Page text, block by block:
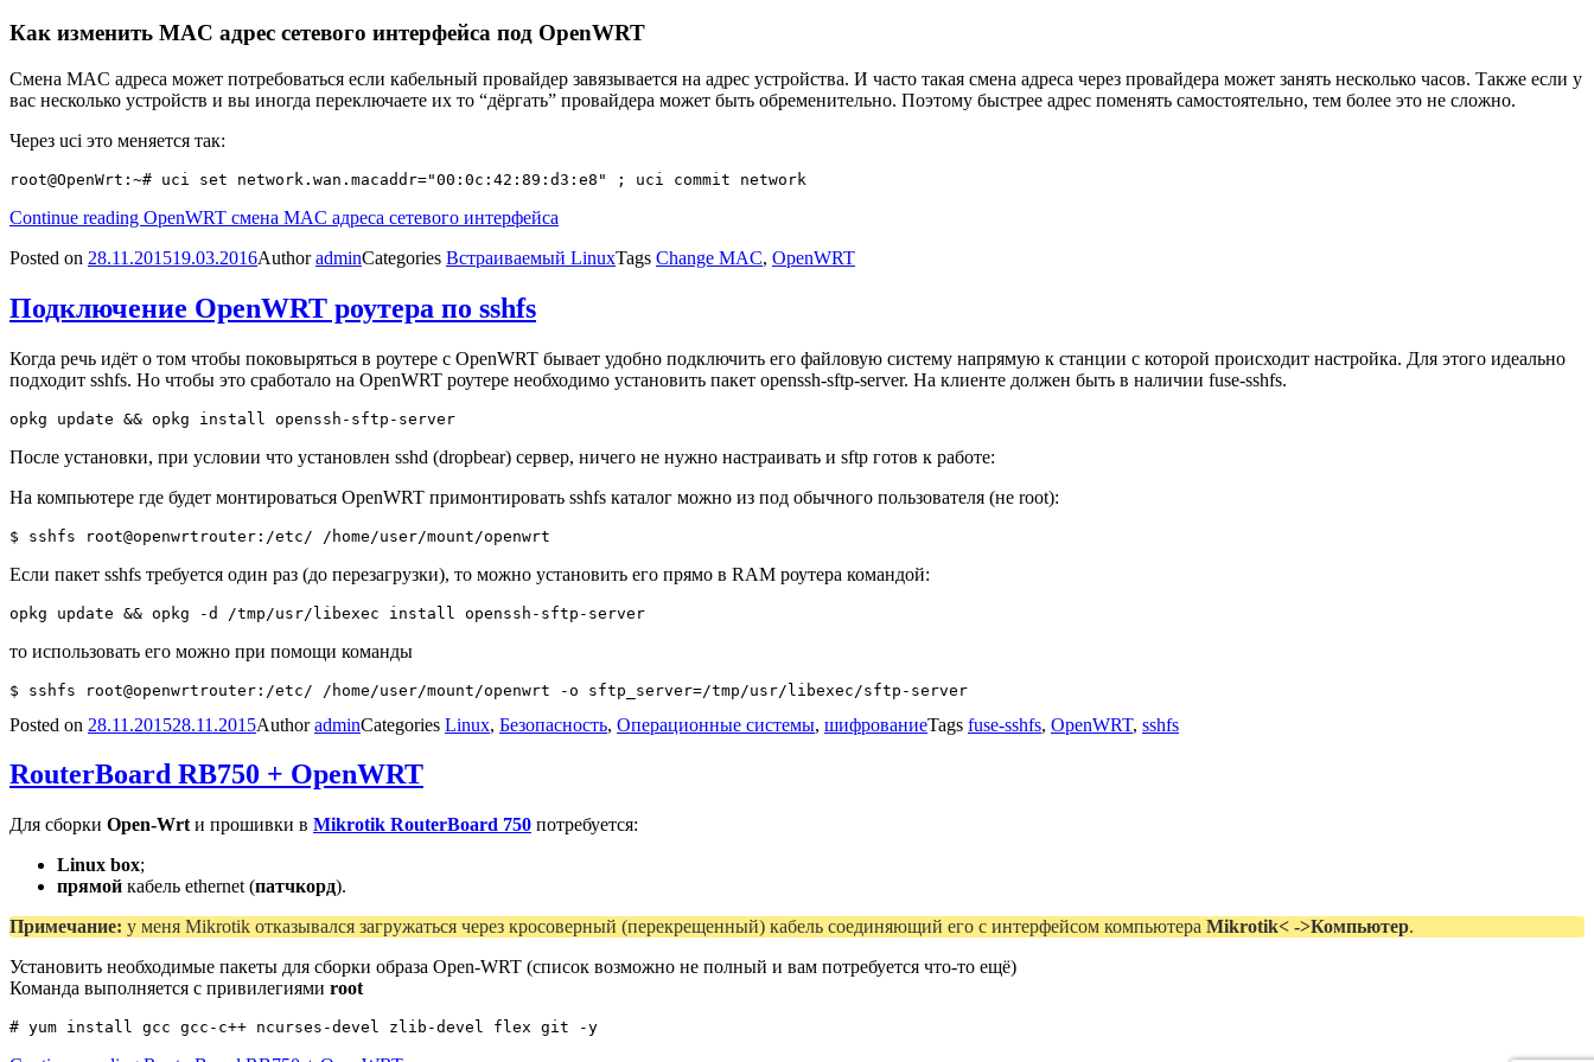
Как изменить MAC адрес сетевого интерфейса под OpenWRT
Смена MAC адреса может потребоваться если кабельный провайдер завязывается на адрес устройства. И часто такая смена адреса через провайдера может занять несколько часов. Также если у
вас несколько устройств и вы иногда переключаете их то “дёргать” провайдера может быть обременительно. Поэтому быстрее адрес поменять самостоятельно, тем более это не сложно.
Через uci это меняется так:
Continue reading OpenWRT смена MAC адреса сетевого интерфейса
Posted on 28.11.201519.03.2016AuthoradminCategories Встраиваемый LinuxTags Change MAC, OpenWRT
Подключение OpenWRT роутера по sshfs
Когда речь идёт о том чтобы поковыряться в роутере с OpenWRT бывает удобно подключить его файловую систему напрямую к станции с которой происходит настройка. Для этого идеально
подходит sshfs. Но чтобы это сработало на OpenWRT роутере необходимо установить пакет openssh-sftp-server. На клиенте должен быть в наличии fuse-sshfs.
После установки, при условии что установлен sshd (dropbear) сервер, ничего не нужно настраивать и sftp готов к работе:
На компьютере где будет монтироваться OpenWRT примонтировать sshfs каталог можно из под обычного пользователя (не root):
Если пакет sshfs требуется один раз (до перезагрузки), то можно установить его прямо в RAM роутера командой:
то использовать его можно при помощи команды
Posted on 28.11.201528.11.2015AuthoradminCategories Linux, Безопасность, Операционные системы, шифрованиеTags fuse-sshfs, OpenWRT, sshfs
RouterBoard RB750 + OpenWRT
Для сборки Open-Wrt и прошивки в Mikrotik RouterBoard 750 потребуется:
Linux box;
прямой кабель ethernet (патчкорд).
Примечание: у меня Mikrotik отказывался загружаться через кросоверный (перекрещенный) кабель соединяющий его с интерфейсом компьютера Mikrotik< ->Компьютер.
Установить необходимые пакеты для сборки образа Open-WRT (список возможно не полный и вам потребуется что-то ещё)
Команда выполняется с привилегиями root